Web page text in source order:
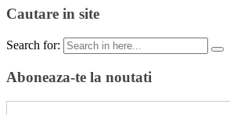
Cautare in site
Search for:
Aboneaza-te la noutati